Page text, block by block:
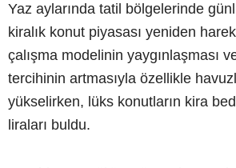
Yaz aylarında tatil bölgelerinde
kiralık konut piyasası yeniden
çalışma modelinin yaygınlaşması
tercihinin artmasıyla özellikle
yükselirken, lüks konutların kira
liraları buldu.